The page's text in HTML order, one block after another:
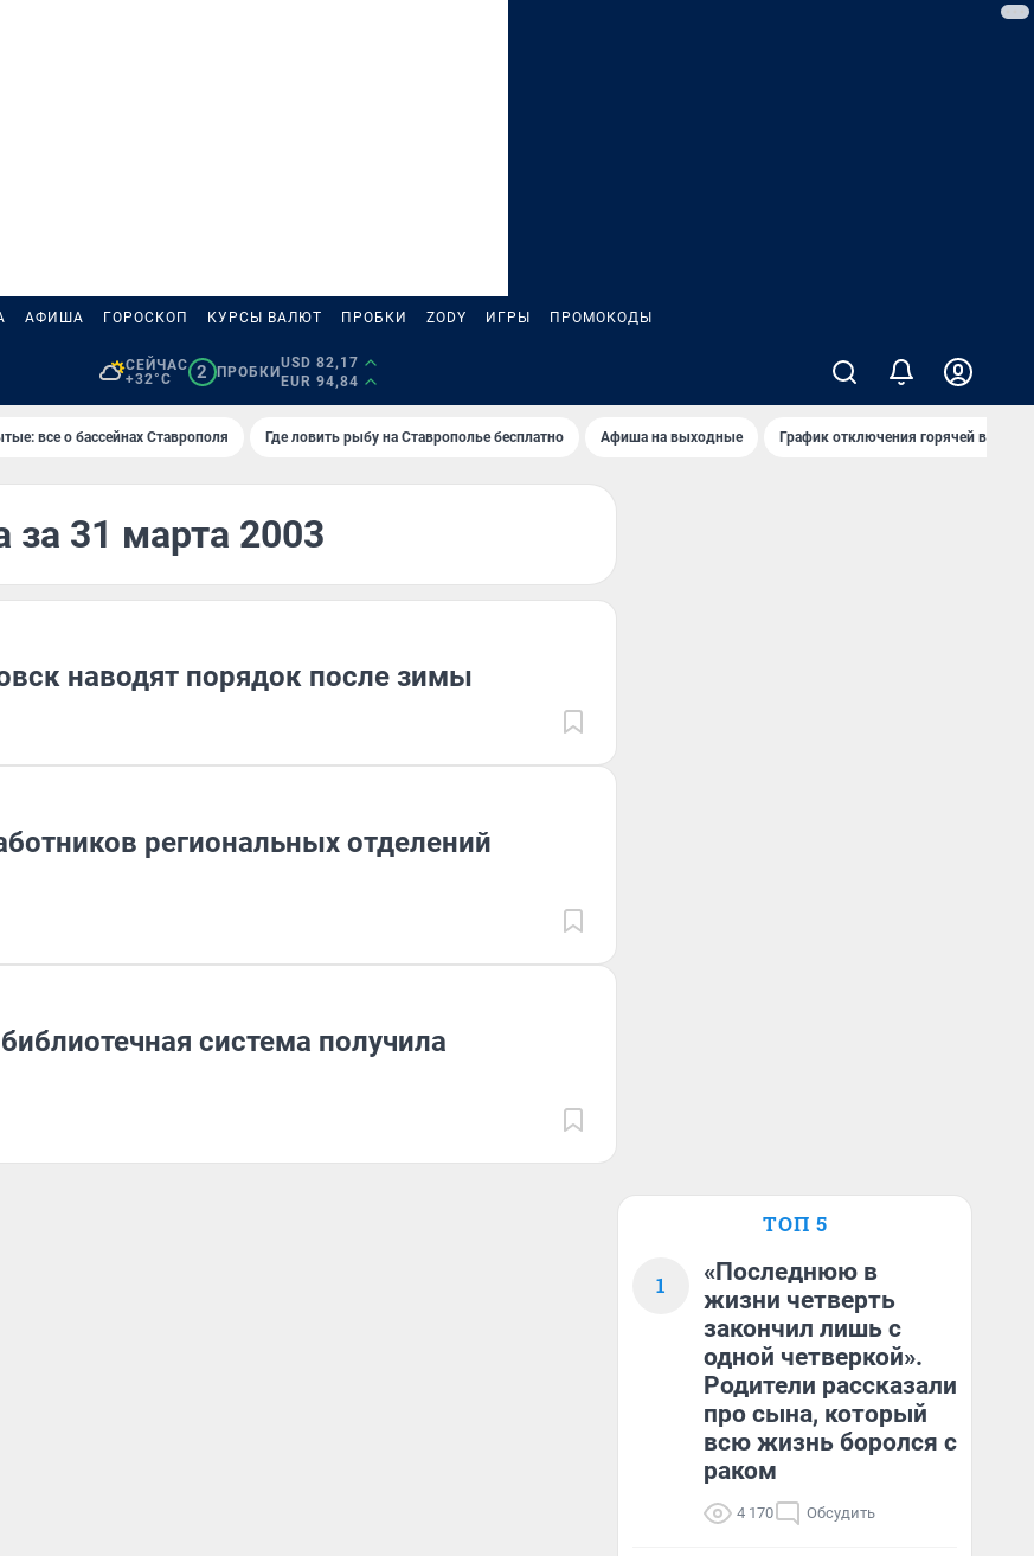
АФИША ГОРОСКОП КУРСЫ ВАЛЮТ ПРОБКИ ZODY ИГРЫ ПРОМОКОДЫ
СЕЙЧАС
+32°C
2 ПРОБКИ
USD 82,17
EUR 94,84
все о бассейнах Ставрополя Где ловить рыбу на Ставрополье бесплатно Афиша на выходные График отключения горячей воды в
за 31 марта 2003
наводят порядок после зимы
региональных отделений
система получила
ТОП 5
1
«Последнюю в
жизни четверть
закончил лишь с
одной четверкой».
Родители рассказали
про сына, который
всю жизнь боролся с
раком
4 170 Обсудить